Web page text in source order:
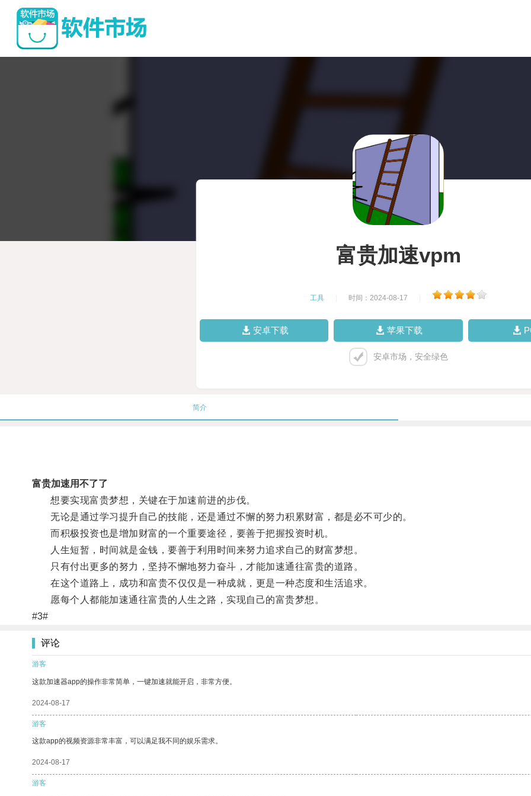
富贵加速vpm
工具 时间：2024-08-17
安卓下载 苹果下载
安卓市场，安全绿色
简介
富贵加速用不了了
想要实现富贵梦想，关键在于加速前进的步伐。
无论是通过学习提升自己的技能，还是通过不懈的努力积累财富，都是必不可少的。
而积极投资也是增加财富的一个重要途径，要善于把握投资时机。
人生短暂，时间就是金钱，要善于利用时间来努力追求自己的财富梦想。
只有付出更多的努力，坚持不懈地努力奋斗，才能加速通往富贵的道路。
在这个道路上，成功和富贵不仅仅是一种成就，更是一种态度和生活追求。
愿每个人都能加速通往富贵的人生之路，实现自己的富贵梦想。
#3#
评论
游客
这款加速器app的操作非常简单，一键加速就能开启，非常方便。
2024-08-17
游客
这款app的视频资源非常丰富，可以满足我不同的娱乐需求。
2024-08-17
游客